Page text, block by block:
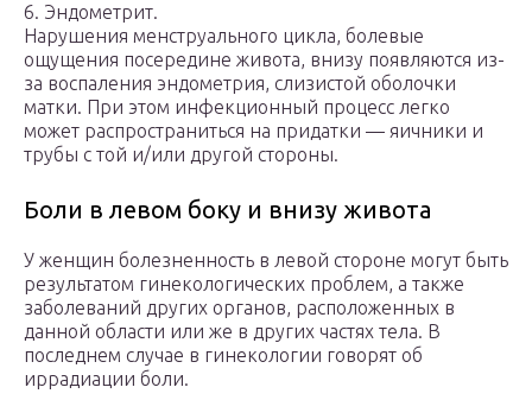
6. Эндометрит.
Нарушения менструального цикла, болевые
ощущения посередине живота, внизу появляются из-
за воспаления эндометрия, слизистой оболочки
матки. При этом инфекционный процесс легко
может распространиться на придатки — яичники и
трубы с той и/или другой стороны.
Боли в левом боку и внизу живота
У женщин болезненность в левой стороне могут быть
результатом гинекологических проблем, а также
заболеваний других органов, расположенных в
данной области или же в других частях тела. В
последнем случае в гинекологии говорят об
иррадиации боли.